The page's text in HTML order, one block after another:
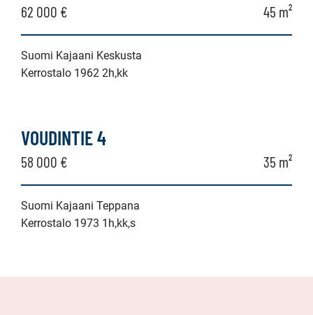
62 000 € 45 m²
Suomi Kajaani Keskusta
Kerrostalo 1962 2h,kk
VOUDINTIE 4
58 000 € 35 m²
Suomi Kajaani Teppana
Kerrostalo 1973 1h,kk,s